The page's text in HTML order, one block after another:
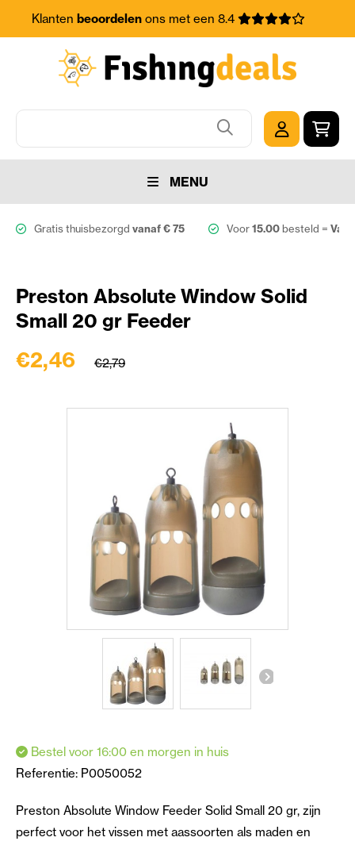
Klanten beoordelenons met een 8.4
MENU
Gratis thuisbezorgd vanaf € 75 Voor15.00besteld =
Preston Absolute Window Solid
Small 20 gr Feeder
€2,46 €2,79
Bestel voor 16:00 en morgen in huis
Referentie: P0050052
Preston Absolute Window Feeder Solid Small 20 gr, zijn
perfect voor het vissen met aassoorten als maden en